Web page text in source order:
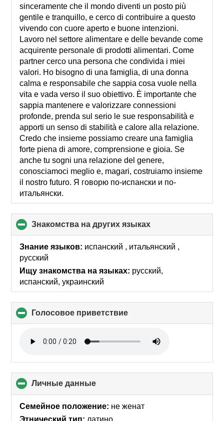
sinceramente che il mondo diventi un posto più
gentile e tranquillo, e cerco di contribuire a questo
vivendo con cuore aperto e buone intenzioni.
Lavoro nel settore alimentare e delle bevande come
acquirente personale di prodotti alimentari. Come
partner cerco una persona che condivida i miei
valori. Ho bisogno di una famiglia, di una donna
calma e responsabile che sappia cosa vuole nella
vita e vada verso il suo obiettivo. È importante che
sappia mantenere e valorizzare connessioni
profonde, prenda sul serio le sue responsabilità e
apporti un senso di stabilità e calore alla relazione.
Credo che insieme possiamo creare una famiglia
forte piena di amore, comprensione e gioia. Se
anche tu sogni una relazione del genere,
conosciamoci meglio e, magari, costruiamo insieme
il nostro futuro. Я говорю по-испански и по-
итальянски.
Знакомства на других языках
to
collapse
Знание языков: испанский , итальянский ,
русский
Ищу знакомства на языках: русский,
испанский, украинский
Голосовое приветствие
to
contents
Личные данные
to
collapse
Семейное положение: не женат
Этнический тип: латино